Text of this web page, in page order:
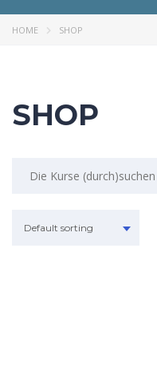
HOME SHOP
SHOP
Default sorting